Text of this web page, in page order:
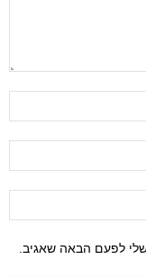
לפעם הבאה שאגיב.